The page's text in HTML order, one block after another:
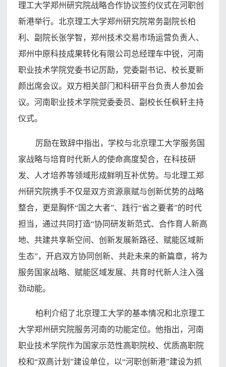
理工大学郑州研究院战略合作协议签约仪式在河职创
新港举行。北京理工大学郑州研究院常务副院长柏
利、副院长张学智，郑州技术交易市场运营负责人、
郑州中原科技成果转化有限公司总经理车中锐，河南
职业技术学院党委书记厉励，党委副书记、校长夏新
颜出席会议。双方相关部门和科研平台负责人参加会
议。河南职业技术学院党委委员、副校长任枫轩主持
仪式。
厉励在致辞中指出，学校与北京理工大学服务国
家战略与培育时代新人的使命高度契合，在科技研
发、人才培养等领域形成鲜明互补优势。与北理工郑
州研究院携手不仅是双方资源禀赋与创新优势的战略
整合，更是胸怀“国之大者”、践行“省之要者”的时代
担当，通过共同打造“协同研发新范式、合作育人新高
地、共建共享新空间、创新发展新路径、赋能区域新
生态”，开启双方协同创新、共赴未来的新篇章，将为
服务国家战略、赋能区域发展、共育时代新人注入强
劲动能。
柏利介绍了北京理工大学的基本情况和北京理工
大学郑州研究院服务河南的功能定位。他指出，河南
职业技术学院作为国家示范性高职院校、优质高职院
校和“双高计划”建设单位，以“河职创新港”建设为抓